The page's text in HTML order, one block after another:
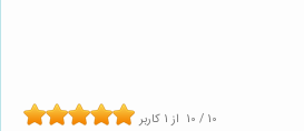
10 / 10 از 1 کاربر